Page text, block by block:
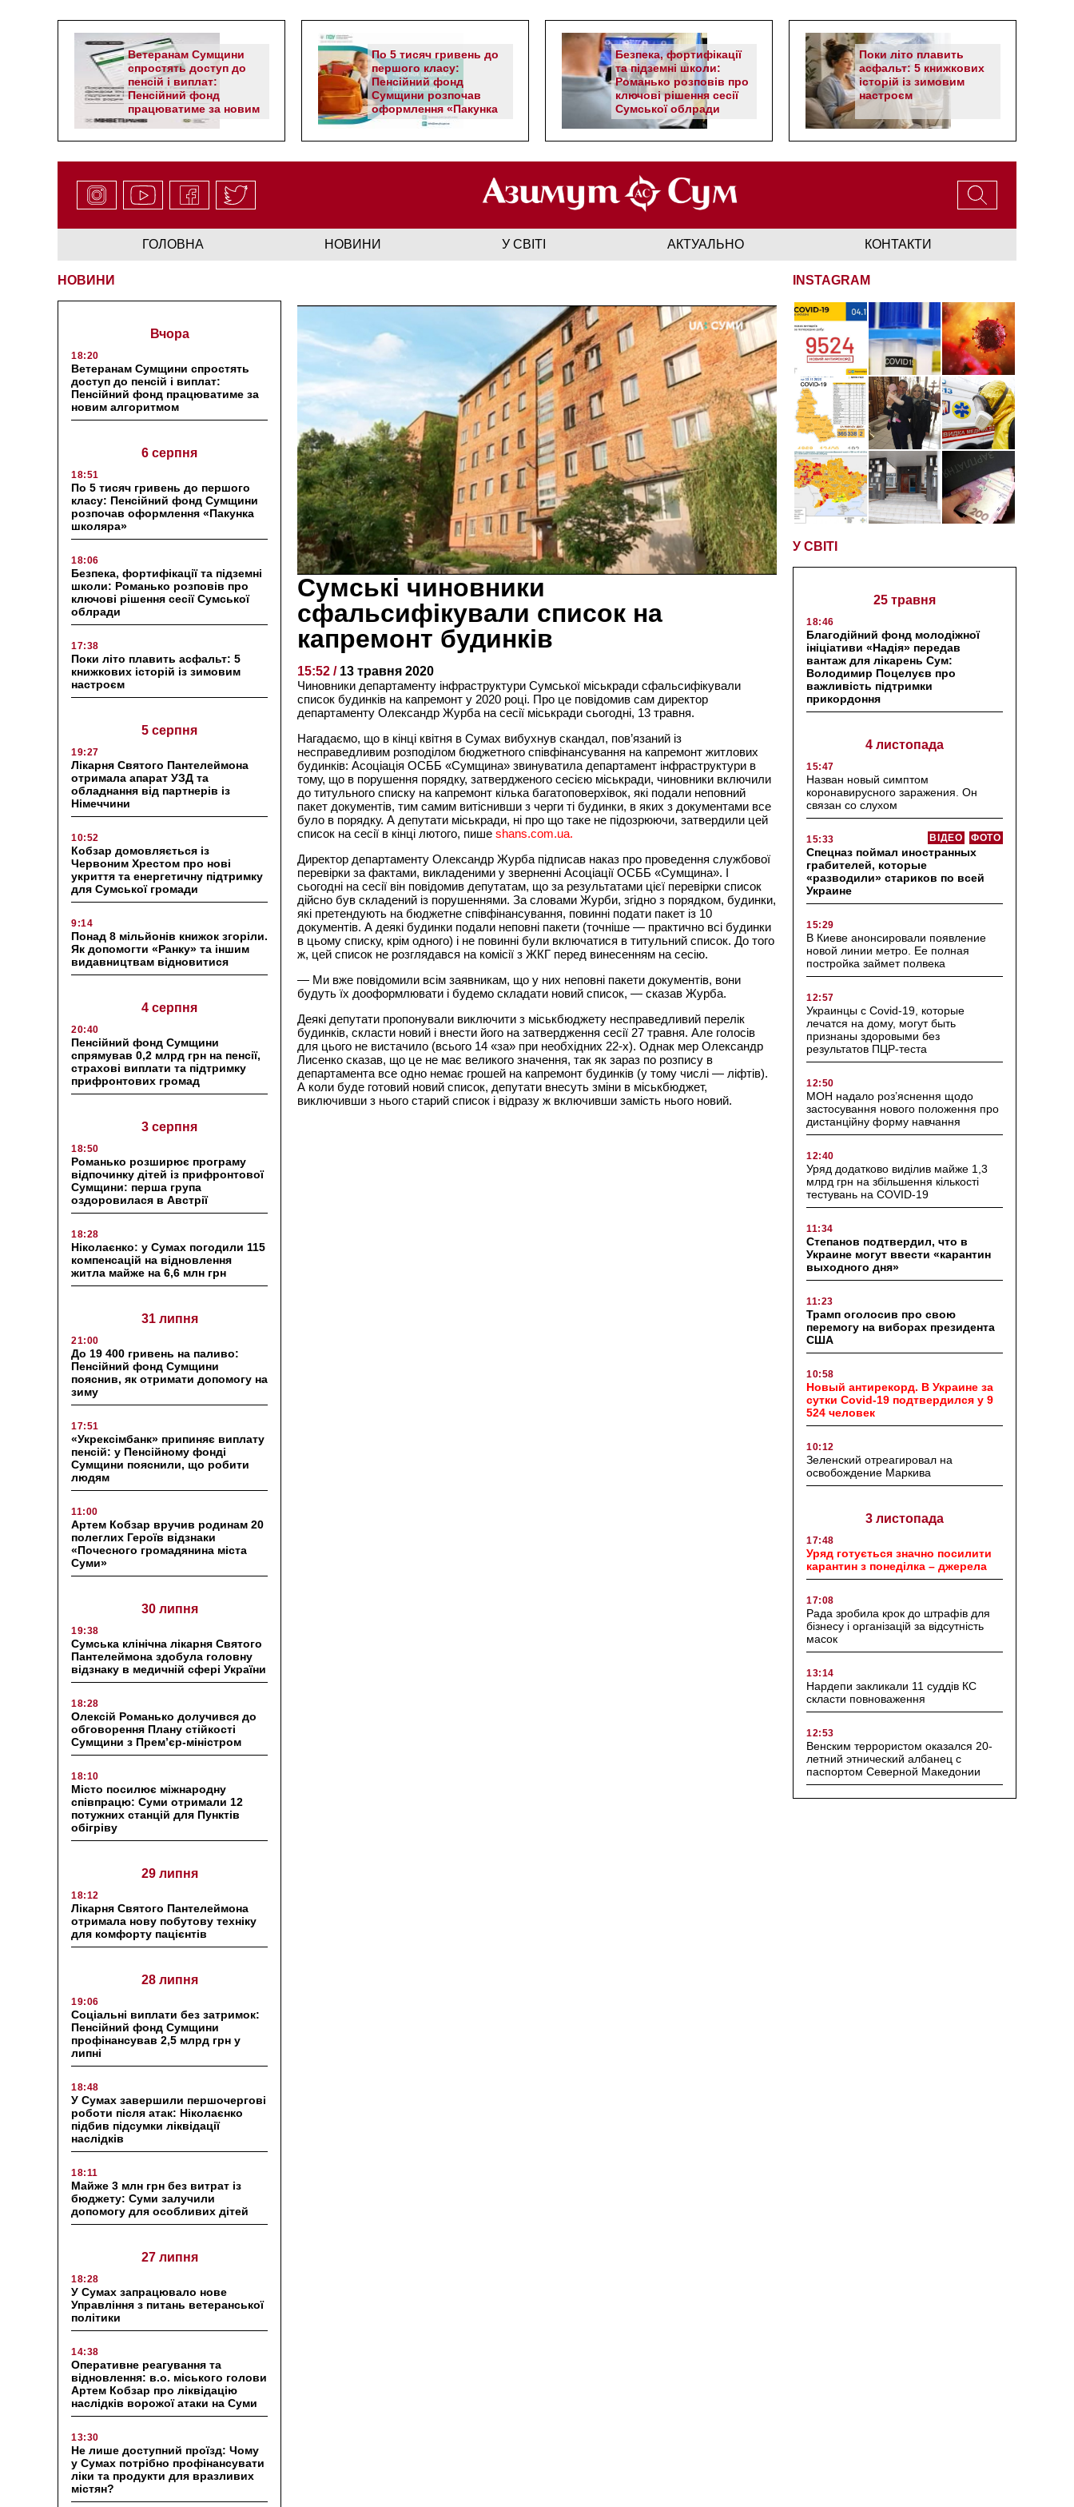
Ветеранам Сумщини
спростять доступ до
пенсій і виплат:
Пенсійний фонд
працюватиме за новим
алгоритмом
По 5 тисяч гривень до
першого класу:
Пенсійний фонд
Сумщини розпочав
оформлення «Пакунка
школяра»
Безпека, фортифікації
та підземні школи:
Романько розповів про
ключові рішення сесії
Сумської облради
Поки літо плавить
асфальт: 5 книжкових
історій із зимовим
настроєм
ГОЛОВНА НОВИНИ У СВІТІ АКТУАЛЬНО КОНТАКТИ
НОВИНИ
Вчора
18:20
Ветеранам Сумщини спростять
доступ до пенсій і виплат:
Пенсійний фонд працюватиме за
новим алгоритмом
6 серпня
18:51
По 5 тисяч гривень до першого
класу: Пенсійний фонд Сумщини
розпочав оформлення «Пакунка
школяра»
18:06
Безпека, фортифікації та підземні
школи: Романько розповів про
ключові рішення сесії Сумської
облради
17:38
Поки літо плавить асфальт: 5
книжкових історій із зимовим
настроєм
5 серпня
19:27
Лікарня Святого Пантелеймона
отримала апарат УЗД та
обладнання від партнерів із
Німеччини
10:52
Кобзар домовляється із
Червоним Хрестом про нові
укриття та енергетичну підтримку
для Сумської громади
9:14
Понад 8 мільйонів книжок згоріли.
Як допомогти «Ранку» та іншим
видавництвам відновитися
4 серпня
20:40
Пенсійний фонд Сумщини
спрямував 0,2 млрд грн на пенсії,
страхові виплати та підтримку
прифронтових громад
3 серпня
18:50
Романько розширює програму
відпочинку дітей із прифронтової
Сумщини: перша група
оздоровилася в Австрії
18:28
Ніколаєнко: у Сумах погодили 115
компенсацій на відновлення
житла майже на 6,6 млн грн
31 липня
21:00
До 19 400 гривень на паливо:
Пенсійний фонд Сумщини
пояснив, як отримати допомогу на
зиму
17:51
«Укрексімбанк» припиняє виплату
пенсій: у Пенсійному фонді
Сумщини пояснили, що робити
людям
11:00
Артем Кобзар вручив родинам 20
полеглих Героїв відзнаки
«Почесного громадянина міста
Суми»
30 липня
19:38
Сумська клінічна лікарня Святого
Пантелеймона здобула головну
відзнаку в медичній сфері України
18:28
Олексій Романько долучився до
обговорення Плану стійкості
Сумщини з Прем’єр-міністром
18:10
Місто посилює міжнародну
співпрацю: Суми отримали 12
потужних станцій для Пунктів
обігріву
29 липня
18:12
Лікарня Святого Пантелеймона
отримала нову побутову техніку
для комфорту пацієнтів
28 липня
19:06
Соціальні виплати без затримок:
Пенсійний фонд Сумщини
профінансував 2,5 млрд грн у
липні
18:48
У Сумах завершили першочергові
роботи після атак: Ніколаєнко
підбив підсумки ліквідації
наслідків
18:11
Майже 3 млн грн без витрат із
бюджету: Суми залучили
допомогу для особливих дітей
27 липня
18:28
У Сумах запрацювало нове
Управління з питань ветеранської
політики
14:38
Оперативне реагування та
відновлення: в.о. міського голови
Артем Кобзар про ліквідацію
наслідків ворожої атаки на Суми
13:30
Не лише доступний проїзд: Чому
у Сумах потрібно профінансувати
ліки та продукти для вразливих
містян?
Сумські чиновники
сфальсифікували список на
капремонт будинків
15:52 / 13 травня 2020
Чиновники департаменту інфраструктури Сумської міськради сфальсифікували
список будинків на капремонт у 2020 році. Про це повідомив сам директор
департаменту Олександр Журба на сесії міськради сьогодні, 13 травня.
Нагадаємо, що в кінці квітня в Сумах вибухнув скандал, пов’язаний із
несправедливим розподілом бюджетного співфінансування на капремонт житлових
будинків: Асоціація ОСББ «Сумщина» звинуватила департамент інфраструктури в
тому, що в порушення порядку, затвердженого сесією міськради, чиновники включили
до титульного списку на капремонт кілька багатоповерхівок, які подали неповний
пакет документів, тим самим витіснивши з черги ті будинки, в яких з документами все
було в порядку. А депутати міськради, ні про що таке не підозрюючи, затвердили цей
список на сесії в кінці лютого, пише shans.com.ua.
Директор департаменту Олександр Журба підписав наказ про проведення службової
перевірки за фактами, викладеними у зверненні Асоціації ОСББ «Сумщина». І
сьогодні на сесії він повідомив депутатам, що за результатами цієї перевірки список
дійсно був складений із порушеннями. За словами Журби, згідно з порядком, будинки,
які претендують на бюджетне співфінансування, повинні подати пакет із 10
документів. А деякі будинки подали неповні пакети (точніше — практично всі будинки
в цьому списку, крім одного) і не повинні були включатися в титульний список. До того
ж, цей список не розглядався на комісії з ЖКГ перед винесенням на сесію.
— Ми вже повідомили всім заявникам, що у них неповні пакети документів, вони
будуть їх дооформлювати і будемо складати новий список, — сказав Журба.
Деякі депутати пропонували виключити з міськбюджету несправедливий перелік
будинків, скласти новий і внести його на затвердження сесії 27 травня. Але голосів
для цього не вистачило (всього 14 «за» при необхідних 22-х). Однак мер Олександр
Лисенко сказав, що це не має великого значення, так як зараз по розпису в
департамента все одно немає грошей на капремонт будинків (у тому числі — ліфтів).
А коли буде готовий новий список, депутати внесуть зміни в міськбюджет,
виключивши з нього старий список і відразу ж включивши замість нього новий.
INSTAGRAM
У СВІТІ
25 травня
18:46
Благодійний фонд молодіжної
ініціативи «Надія» передав
вантаж для лікарень Сум:
Володимир Поцелуєв про
важливість підтримки
прикордоння
4 листопада
15:47
Назван новый симптом
коронавирусного заражения. Он
связан со слухом
15:33 ФОТО
ВІДЕО
Спецназ поймал иностранных
грабителей, которые
«разводили» стариков по всей
Украине
15:29
В Киеве анонсировали появление
новой линии метро. Ее полная
постройка займет полвека
12:57
Украинцы с Covid-19, которые
лечатся на дому, могут быть
признаны здоровыми без
результатов ПЦР-теста
12:50
МОН надало роз’яснення щодо
застосування нового положення про
дистанційну форму навчання
12:40
Уряд додатково виділив майже 1,3
млрд грн на збільшення кількості
тестувань на COVID-19
11:34
Степанов подтвердил, что в
Украине могут ввести «карантин
выходного дня»
11:23
Трамп оголосив про свою
перемогу на виборах президента
США
10:58
Новый антирекорд. В Украине за
сутки Covid-19 подтвердился у 9
524 человек
10:12
Зеленский отреагировал на
освобождение Маркива
3 листопада
17:48
Уряд готується значно посилити
карантин з понеділка – джерела
17:08
Рада зробила крок до штрафів для
бізнесу і організацій за відсутність
масок
13:14
Нардепи закликали 11 суддів КС
скласти повноваження
12:53
Венским террористом оказался 20-
летний этнический албанец с
паспортом Северной Македонии